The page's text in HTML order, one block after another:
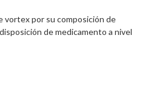
vortex por su composición de
de medicamento a nivel